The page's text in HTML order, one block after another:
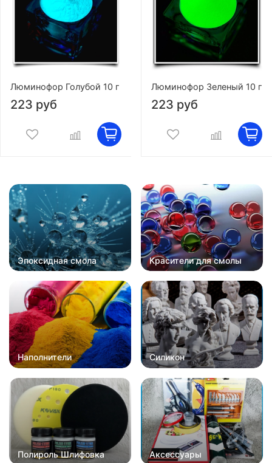
Люминофор Голубой 10 г
223 руб
Люминофор Зеленый 10 г
223 руб
Эпоксидная смола Красители для смолы
Наполнители Силикон
Полироль Шлифовка Аксессуары